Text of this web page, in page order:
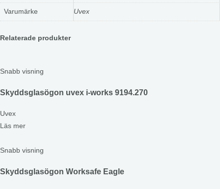
Varumärke Uvex
Relaterade produkter
Snabb visning
Skyddsglasögon uvex i-works 9194.270
Uvex
Läs mer
Snabb visning
Skyddsglasögon Worksafe Eagle